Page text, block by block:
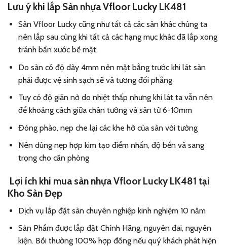
Lưu ý khi lắp Sàn nhựa VfloorLucky LK481
Sàn Vfloor Lucky cũng như tất cả các sàn khác chúng ta
nên lắp sau cùng khi tất cả các hạng mục khác đã lắp xong
tránh bẩn xước bề mặt.
Do sàn có độ dày 4mm nên mặt bằng trước khi lát sàn
phải được vệ sinh sạch sẽ và tương đối phẳng
Tuy có độ giãn nở do nhiệt thấp nhưng khi lát ta vẫn nên
để khoảng cách giữa chân tường và sàn từ 6-10mm
Đóng phào, nẹp che lại các khe hở của sàn với tường
Nên dùng nẹp hợp kim tạo điểm nhấn, độ bền và sang
trọng cho căn phòng
Lợi ích khi mua sàn nhựa Vfloor Lucky LK481 tại
Kho Sàn Đẹp
Dịch vụ lắp đặt sàn chuyên nghiệp kinh nghiệm 10 năm
Sản Phẩm được lắp đặt Chính Hãng, nguyên đai, nguyên
kiện. Bồi thường 100% hợp đồng nếu quý khách phát hiện